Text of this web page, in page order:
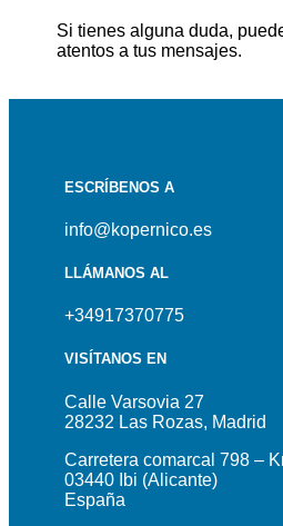
Si tienes alguna duda,
atentos a tus mensajes.
ESCRÍBENOS A
info@kopernico.es
LLÁMANOS AL
+34917370775
VISÍTANOS EN
Calle Varsovia 27
28232 Las Rozas, Madrid
Carretera comarcal 798 –
03440 Ibi (Alicante)
España